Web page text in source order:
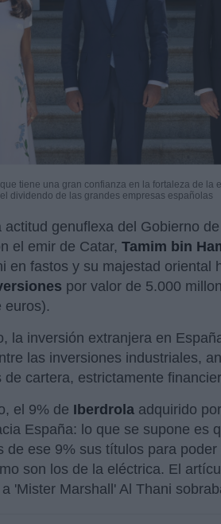
tiene una gran confianza en la fortaleza de
dividendo de las grandes empresas españolas
actitud genuflexa del Gobierno
el emir de Catar, Tamim bin
en fastos y su majestad oriental
por valor de 5.000
euros).
la inversión extranjera en
las inversiones industriales,
de cartera, estrictamente
el 9% de Iberdrola adquirido
España: lo que se supone es
de ese 9% sus títulos para
son los de la eléctrica. El
'Mister Marshall' Al Thani